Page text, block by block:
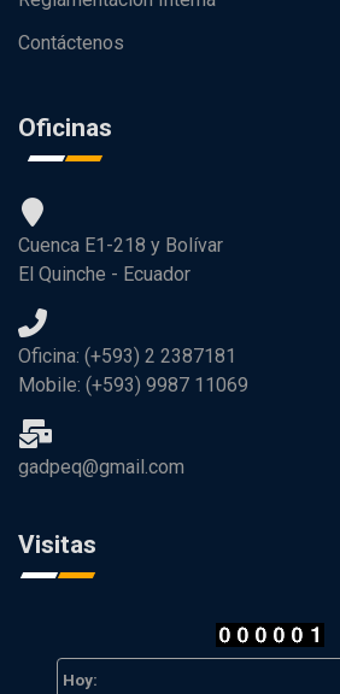
Contáctenos
Oficinas
Cuenca E1-218 y Bolívar
El Quinche - Ecuador
Oficina: (+593) 2 2387181
Mobile: (+593) 9987 11069
gadpeq@gmail.com
Visitas
Hoy: